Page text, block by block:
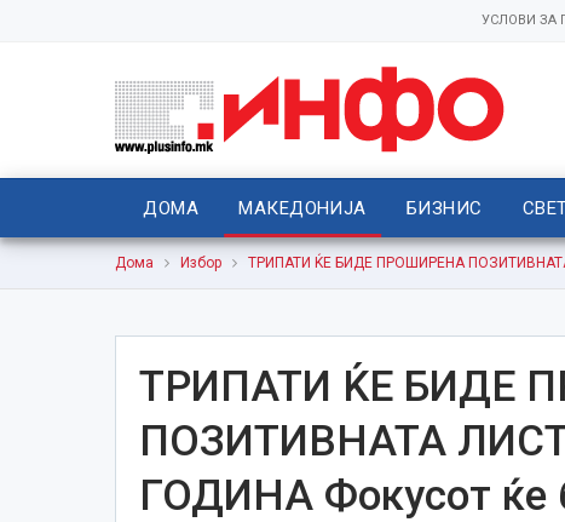
УСЛОВИ ЗА
ДОМА МАКЕДОНИЈА БИЗНИС
Дома Избор ТРИПАТИ ЌЕ БИДЕ ПРОШИРЕНА ПОЗИТИВНАТА
ТРИПАТИ ЌЕ БИДЕ
ПОЗИТИВНАТА
ГОДИНА Фокусот ќе